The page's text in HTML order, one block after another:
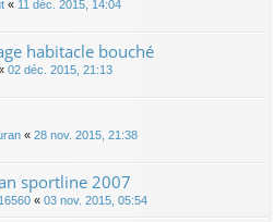
« 11 déc. 2015, 14:04
habitacle bouché
02 déc. 2015, 21:13
« 28 nov. 2015, 21:38
sportline 2007
« 03 nov. 2015, 05:54